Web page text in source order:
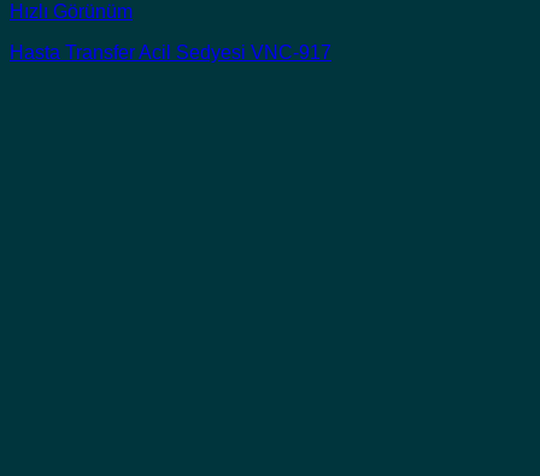
Hızlı Görünüm
Hasta Transfer Acil Sedyesi VNC-917